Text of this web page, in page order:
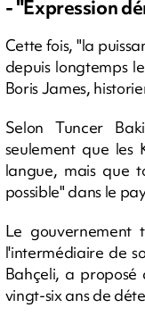
- "Expression
Cette fois, "la
depuis longtemps
Boris James,
Selon Tuncer
seulement que les
langue, mais que
possible" dans le
Le gouvernement
l'intermédiaire de
Bahçeli, a proposé
vingt-six ans de